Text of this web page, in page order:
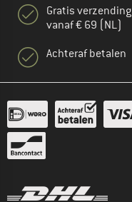
Gratis verzending
vanaf € 69 (NL)
Achteraf betalen